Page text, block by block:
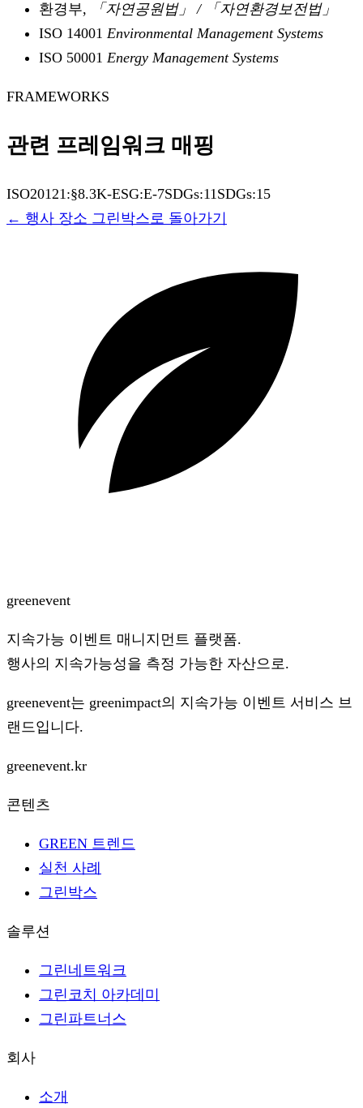
환경부,
「자연공원법」 / 「자연환경보전법」
ISO 14001 Environmental Management Systems
ISO 50001 Energy Management Systems
FRAMEWORKS
관련 프레임워크 매핑
ISO20121:§8.3K-ESG:E-7SDGs:11SDGs:15
← 행사 장소 그린박스로 돌아가기
greenevent
지속가능 이벤트 매니지먼트 플랫폼.
행사의 지속가능성을 측정 가능한 자산으로.
greenevent는 greenimpact의 지속가능 이벤트 서비스 브
랜드입니다.
greenevent.kr
콘텐츠
GREEN 트렌드
실천 사례
그린박스
솔루션
그린네트워크
그린코치 아카데미
그린파트너스
회사
소개